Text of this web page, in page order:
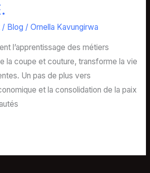
/ Blog / Ornella Kavungirwa
l’apprentissage des métiers
la coupe et couture, transforme la vie
Un pas de plus vers
et la consolidation de la paix